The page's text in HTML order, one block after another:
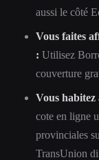
aussi le côté
Vous faites
: Utilisez
couverture
Vous habitez
cote en ligne
provinciales
TransUnion